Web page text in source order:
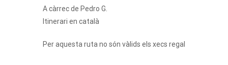
A càrrec de Pedro G.
Itinerari en català
Per aquesta ruta no són vàlids els xecs regal